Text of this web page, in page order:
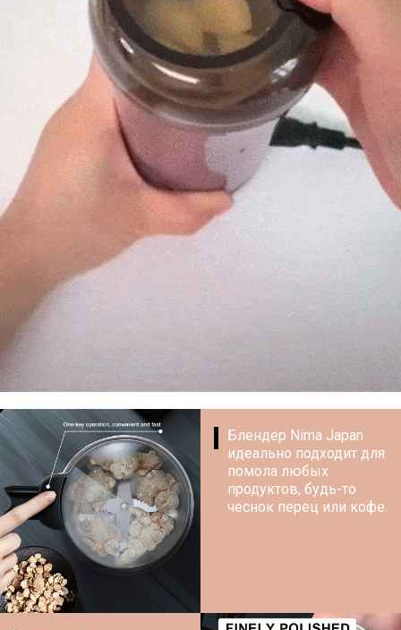
Блендер Nima Japan
идеально подходит для
помола любых
продуктов, будь-то
чеснок перец или кофе.